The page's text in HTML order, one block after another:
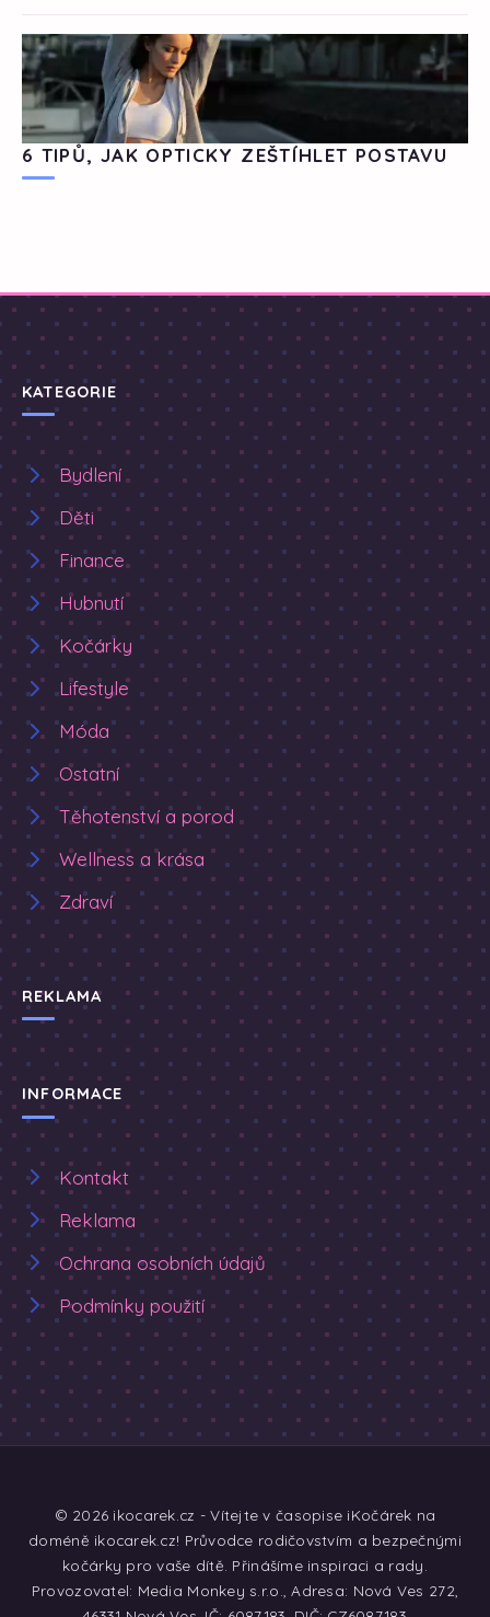
6 TIPŮ, JAK OPTICKY ZEŠTÍHLET POSTAVU
KATEGORIE
Bydlení
Děti
Finance
Hubnutí
Kočárky
Lifestyle
Móda
Ostatní
Těhotenství a porod
Wellness a krása
Zdraví
REKLAMA
INFORMACE
Kontakt
Reklama
Ochrana osobních údajů
Podmínky použití
© 2026 ikocarek.cz - Vítejte v časopise iKočárek na
doméně ikocarek.cz! Průvodce rodičovstvím a bezpečnými
kočárky pro vaše dítě. Přinášíme inspiraci a rady.
Provozovatel: Media Monkey s.r.o., Adresa: Nová Ves 272,